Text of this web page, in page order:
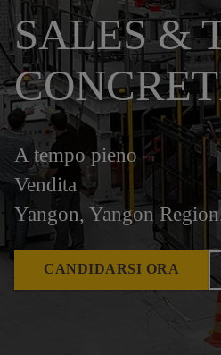
SALES &
A tempo pieno
Vendita
Yangon, Yangon
CANDIDARSI ORA